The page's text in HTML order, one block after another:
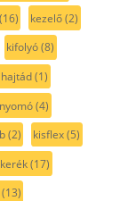
(16) kezelő(2)
kifolyó(8)
(1)
(4)
(2) kisflex(5)
(17)